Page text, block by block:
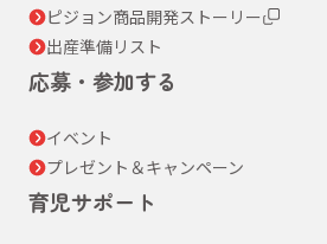
ピジョン商品開発ストーリー
出産準備リスト
応募・参加する
イベント
プレゼント＆キャンペーン
育児サポート